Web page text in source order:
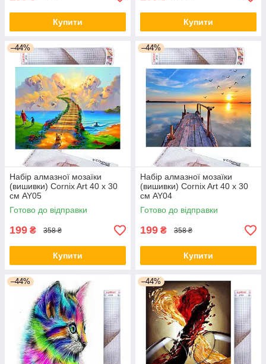
Купити Купити
–44%
Набір алмазної мозаїки
(вишивки) Cornix Art 40 x 30
см AY05
Готово до відправки
199 ₴ 358 ₴
Купити
–44%
Набір алмазної мозаїки
(вишивки) Cornix Art 40 x 30
см AY04
Готово до відправки
199 ₴ 358 ₴
Купити
–44% –44%